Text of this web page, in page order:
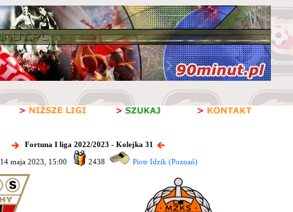
Fortuna I liga 2022/2023 - Kolejka 31
14 maja 2023, 15:00 2438 Piotr Idzik (Poznań)